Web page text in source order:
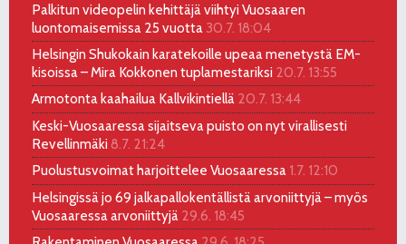
Palkitun videopelin kehittäjä viihtyi Vuosaaren
luontomaisemissa 25 vuotta 30.7. 18:04
Helsingin Shukokain karatekoille upeaa menetystä EM-
kisoissa – Mira Kokkonen tuplamestariksi 20.7. 13:55
Armotonta kaahailua Kallvikintiellä 20.7. 13:44
Keski-Vuosaaressa sijaitseva puisto on nyt virallisesti
Revellinmäki 8.7. 21:24
Puolustusvoimat harjoittelee Vuosaaressa 1.7. 12:10
Helsingissä jo 69 jalkapallokentällistä arvoniittyjä – myös
Vuosaaressa arvoniittyjä 29.6. 18:45